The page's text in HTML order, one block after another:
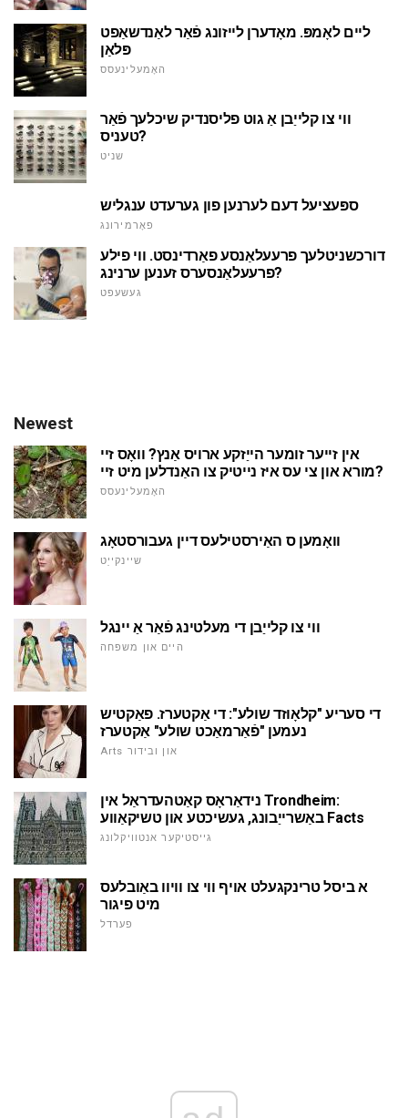
ליים לאָמפּ. מאָדערן לייזונג פֿאַר לאַנדשאַפט
פּלאַן
האָמעלינעסס
ווי צו קלייַבן אַ גוט פליסנדיק שיכלעך פֿאַר
טעניס?
שניט
ספּעציעל דעם לערנען פון גערעדט ענגליש
פאָרמירונג
דורכשניטלעך פרעעלאַנסע פאַרדינסט. ווי פילע
פרעעלאַנסערס זענען ערנינג?
געשעפט
Newest
אין זייער זומער הייַזקע ארויס אַנץ? וואָס זיי
מורא און צי עס איז נייטיק צו האַנדלען מיט זיי?
האָמעלינעסס
וואָמען ס האַירסטילעס דיין געבורסטאָג
שיינקייַט
ווי צו קלייַבן די מעלטינג פֿאַר אַ יינגל
היים און משפּחה
די סעריע "קלאָוזד שולע": די אַקטערז. פאַקטיש
נעמען "פֿאַרמאַכט שולע" אַקטערז
Arts און ובידור
נידאַראָס קאַטהעדראַל אין Trondheim:
באַשרייַבונג, געשיכטע און טשיקאַווע Facts
גייסטיקער אנטוויקלונג
א ביסל טרינקגעלט אויף ווי צו וויוו באַובלעס
מיט פיגור
פערדל